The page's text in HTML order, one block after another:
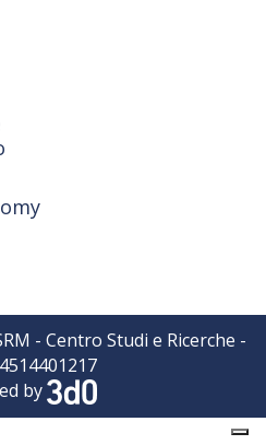
- Centro Studi e Ricerche -
by